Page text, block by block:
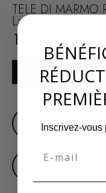
TELE DI MARMO
Lappato 120×278
156,10 € HT / M²
Prendre rendez-
Inscrivez-
Email